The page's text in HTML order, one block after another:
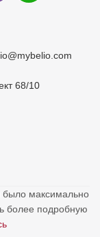
68/10
максимально
более подробную